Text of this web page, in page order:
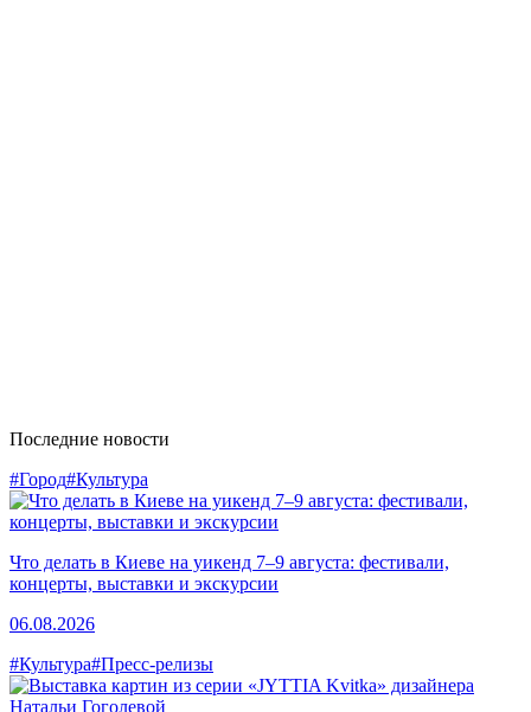
Последние новости
#Город#Культура
Что делать в Киеве на уикенд 7–9 августа: фестивали,
концерты, выставки и экскурсии
06.08.2026
#Культура#Пресс-релизы